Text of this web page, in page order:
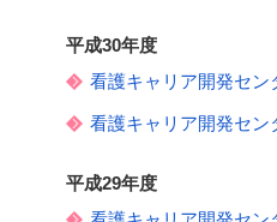
平成30年度
看護キャリア開発セン
看護キャリア開発セン
平成29年度